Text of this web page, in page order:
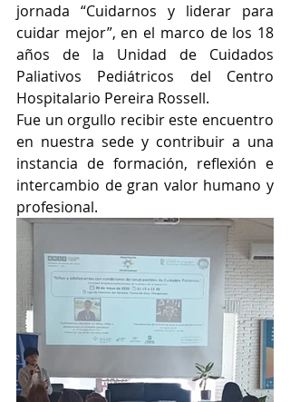
jornada “Cuidarnos y liderar para
cuidar mejor”, en el marco de los 18
años de la Unidad de Cuidados
Paliativos Pediátricos del Centro
Hospitalario Pereira Rossell.
Fue un orgullo recibir este encuentro
en nuestra sede y contribuir a una
instancia de formación, reflexión e
intercambio de gran valor humano y
profesional.